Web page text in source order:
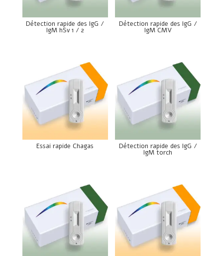
Détection rapide des IgG /
IgM hSv 1 / 2
Détection rapide des IgG /
IgM CMV
Essai rapide Chagas Détection rapide des IgG /
IgM torch